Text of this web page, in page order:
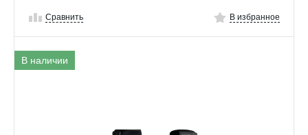
Сравнить В избранное
В наличии